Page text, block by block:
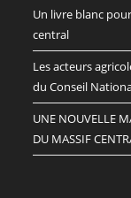
Un livre blanc
central
Les acteurs
du Conseil
UNE NOUVELLE
DU MASSIF